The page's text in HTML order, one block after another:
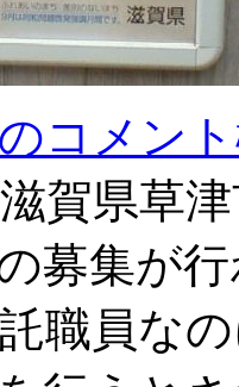
コメン
賀県草
募集が
職員な